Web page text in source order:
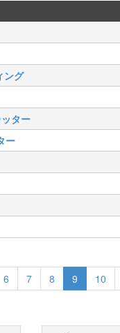
ング
ター
ー
6 7 8 9 10